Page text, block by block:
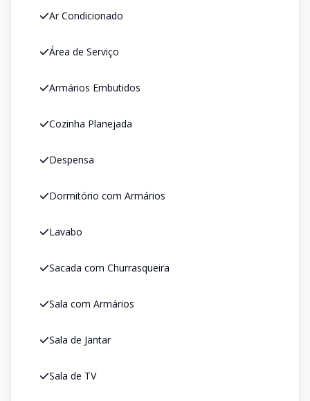
Ar Condicionado
Área de Serviço
Armários Embutidos
Cozinha Planejada
Despensa
Dormitório com Armários
Lavabo
Sacada com Churrasqueira
Sala com Armários
Sala de Jantar
Sala de TV